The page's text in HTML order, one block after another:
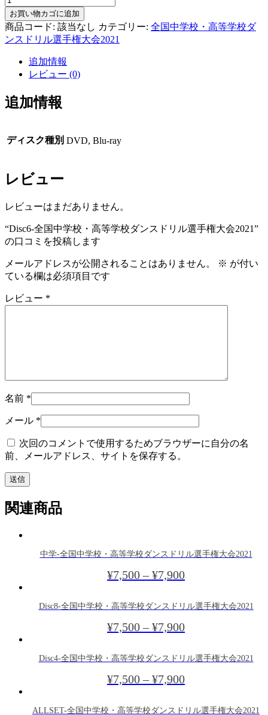
お買い物カゴに追加
商品コード: 該当なし カテゴリー: 全国中学校・高等学校ダ
ンスドリル選手権大会2021
追加情報
レビュー (0)
追加情報
ディスク種別 DVD, Blu-ray
レビュー
レビューはまだありません。
“Disc6-全国中学校・高等学校ダンスドリル選手権大会2021”
の口コミを投稿します
メールアドレスが公開されることはありません。 ※ が付い
ている欄は必須項目です
レビュー *
名前 *
メール *
次回のコメントで使用するためブラウザーに自分の名
前、メールアドレス、サイトを保存する。
関連商品
中学-全国中学校・高等学校ダンスドリル選手権大会2021
¥7,500–¥7,900
Disc8-全国中学校・高等学校ダンスドリル選手権大会2021
¥7,500–¥7,900
Disc4-全国中学校・高等学校ダンスドリル選手権大会2021
¥7,500–¥7,900
ALLSET-全国中学校・高等学校ダンスドリル選手権大会2021